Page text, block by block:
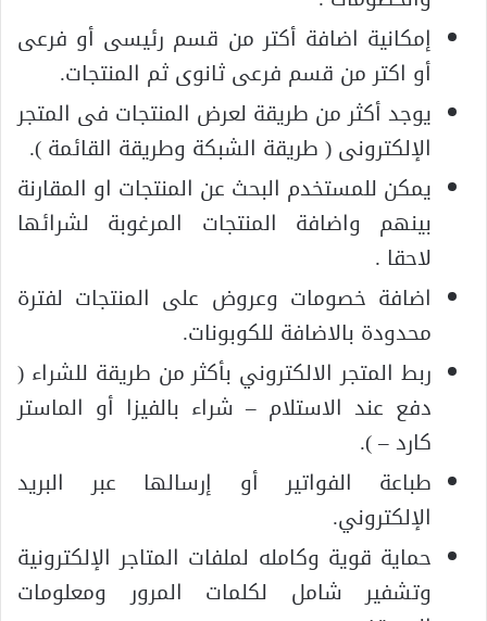
إمكانية اضافة أكتر من قسم رئيسى أو فرعى
أو اكتر من قسم فرعى ثانوى ثم المنتجات.
يوجد أكثر من طريقة لعرض المنتجات فى المتجر
الإلكترونى ( طريقة الشبكة وطريقة القائمة ).
يمكن للمستخدم البحث عن المنتجات او المقارنة
بينهم واضافة المنتجات المرغوبة لشرائها
لاحقا .
اضافة خصومات وعروض على المنتجات لفترة
محدودة بالاضافة للكوبونات.
ربط المتجر الالكتروني بأكثر من طريقة للشراء (
دفع عند الاستلام – شراء بالفيزا أو الماستر
كارد – ).
طباعة الفواتير أو إرسالها عبر البريد
الإلكتروني.
حماية قوية وكامله لملفات المتاجر الإلكترونية
وتشفير شامل لكلمات المرور ومعلومات